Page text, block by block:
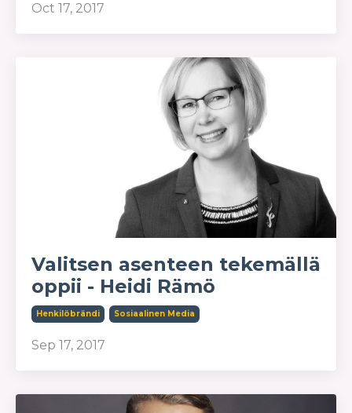
Oct 17, 2017
Valitsen asenteen tekemällä
oppii - Heidi Rämö
Henkilöbrändi Sosiaalinen Media
Sep 17, 2017